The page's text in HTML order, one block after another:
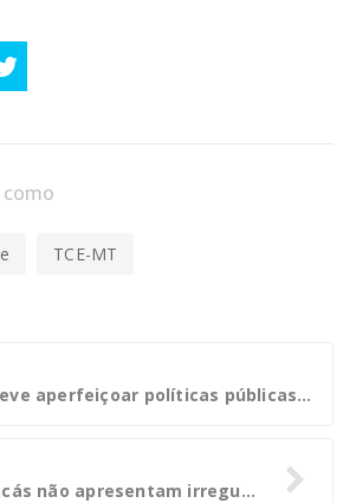
TCE-MT
Itaúba deve aperfeiçoar políticas públicas nas áreas de educação e saúde
Contas de Apiacás não apresentam irregularidades e são aprovadas pelo TCE